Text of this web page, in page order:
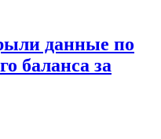
данные по
баланса за